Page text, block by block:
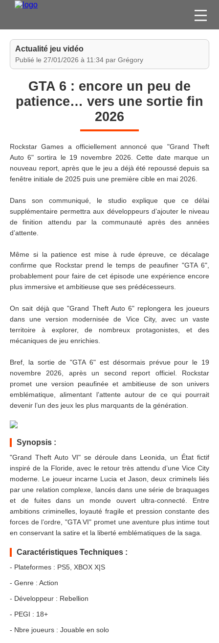
FILMS
JEUX VIDÉO
CONCOURS
ESPACE
MEMBRE
Actualité jeu vidéo
Publié le 27/01/2026 à 11:34 par Grégory
GTA 6 : encore un peu de
patience… vers une sortie fin
2026
Rockstar Games a officiellement annoncé que "Grand Theft
Auto 6" sortira le 19 novembre 2026. Cette date marque un
nouveau report, après que le jeu a déjà été repoussé depuis sa
fenêtre initiale de 2025 puis une première cible en mai 2026.
Dans son communiqué, le studio explique que ce délai
supplémentaire permettra aux développeurs d’ajouter le niveau
de finition attendu par la communauté après des années
d’attente.
Même si la patience est mise à rude épreuve, ce décalage
confirme que Rockstar prend le temps de peaufiner "GTA 6",
probablement pour faire de cet épisode une expérience encore
plus immersive et ambitieuse que ses prédécesseurs.
On sait déjà que "Grand Theft Auto 6" replongera les joueurs
dans une version modernisée de Vice City, avec un vaste
territoire à explorer, de nombreux protagonistes, et des
mécaniques de jeu enrichies.
Bref, la sortie de "GTA 6" est désormais prévue pour le 19
novembre 2026, après un second report officiel. Rockstar
promet une version peaufinée et ambitieuse de son univers
emblématique, alimentant l’attente autour de ce qui pourrait
devenir l’un des jeux les plus marquants de la génération.
Synopsis :
"Grand Theft Auto VI" se déroule dans Leonida, un État fictif
inspiré de la Floride, avec le retour très attendu d’une Vice City
moderne. Le joueur incarne Lucia et Jason, deux criminels liés
par une relation complexe, lancés dans une série de braquages
et de fuites dans un monde ouvert ultra-connecté. Entre
ambitions criminelles, loyauté fragile et pression constante des
forces de l’ordre, "GTA VI" promet une aventure plus intime tout
en conservant la satire et la liberté emblématiques de la saga.
Caractéristiques Techniques :
- Plateformes : PS5, XBOX X|S
- Genre : Action
- Développeur : Rebellion
- PEGI : 18+
- Nbre joueurs : Jouable en solo